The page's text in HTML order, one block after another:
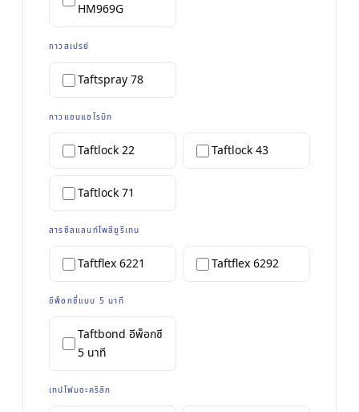
HM969G
กาวสเปรย์
Taftspray 78
กาวแอนแอโรบิก
Taftlock 22 Taftlock 43
Taftlock 71
สารซีลแลนท์โพลียูรีเทน
Taftflex 6221 Taftflex 6292
อีพ็อกซี่แบบ 5 นาที
Taftbond อีพ็อกซี
5 นาที
เทปโฟมอะคริลิก